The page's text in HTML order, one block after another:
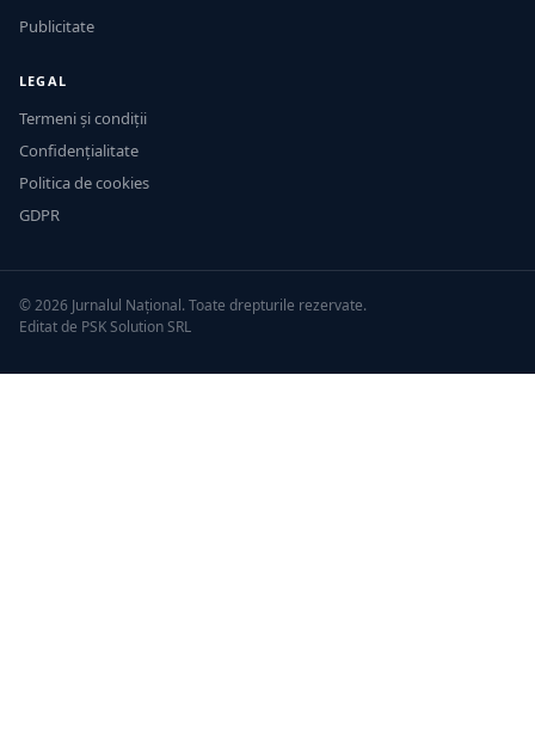
Publicitate
LEGAL
Termeni și condiții
Confidențialitate
Politica de cookies
GDPR
© 2026 Jurnalul Național. Toate drepturile rezervate.
Editat de PSK Solution SRL